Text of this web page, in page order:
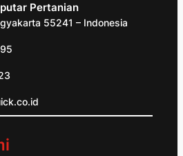
Pertanian
55241 – Indonesia